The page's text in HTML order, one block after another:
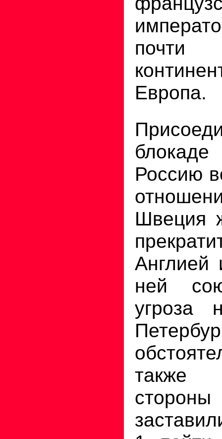
Европа.
Россию
Швеция
Англией
ней
угроза